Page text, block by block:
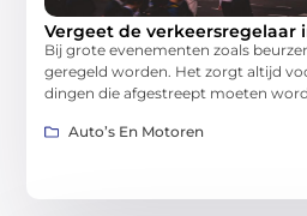
Vergeet de verkeersregelaar
Bij grote evenementen zoals
geregeld worden. Het zorgt altijd
dingen die afgestreept moeten
Auto’s En Motoren